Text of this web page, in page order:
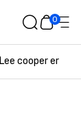
0
Lee cooper erkek